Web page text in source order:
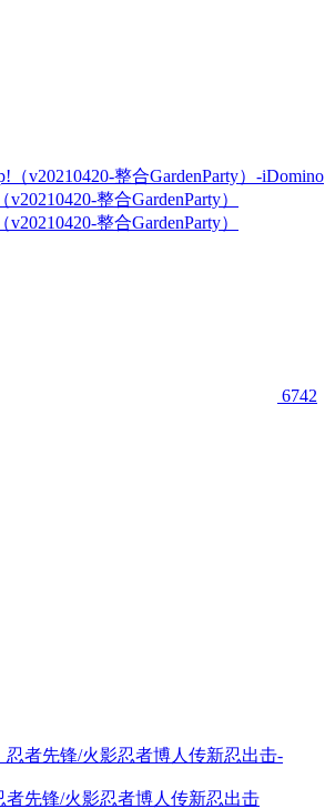
整合GardenParty）
整合GardenParty）
6742
者先锋/火影忍者博人传新忍出击